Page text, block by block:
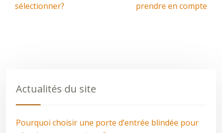
sélectionner?
prendre en compte
Actualités du site
Pourquoi choisir une porte d’entrée blindée pour